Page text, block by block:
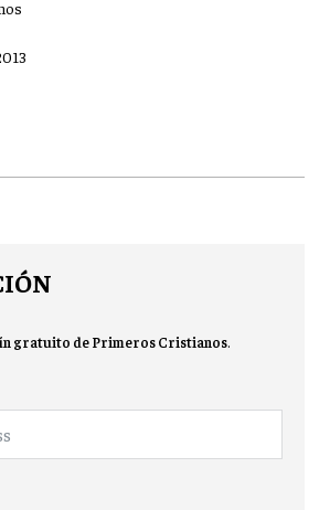
gratuito de Primeros Cristianos.